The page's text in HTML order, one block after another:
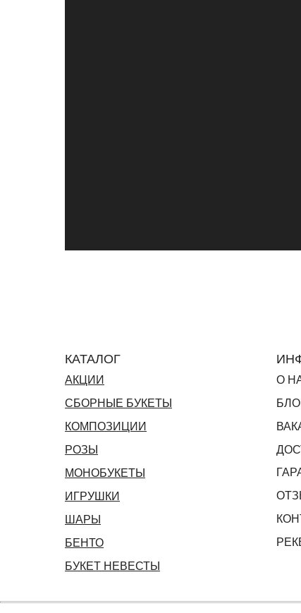
КАТАЛОГ
АКЦИИ
СБОРНЫЕ БУКЕТЫ
КОМПОЗИЦИИ
РОЗЫ
МОНОБУКЕТЫ
ИГРУШКИ
ШАРЫ
БЕНТО
БУКЕТ НЕВЕСТЫ
О